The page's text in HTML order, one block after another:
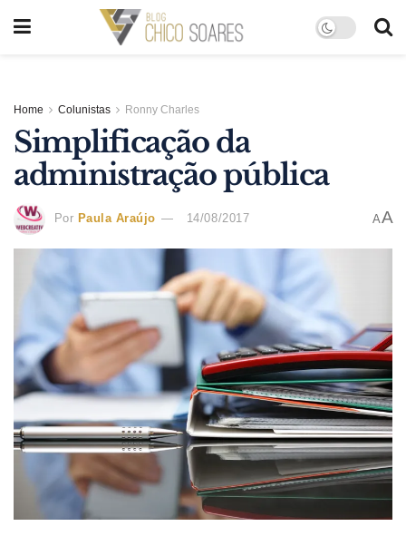
Home Colunistas Ronny Charles
Simplificação da
administração pública
Por Paula Araújo 14/08/2017 AA